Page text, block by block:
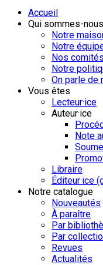
Accueil
Qui sommes-
Notre
Notre
Nos
Notre
On parle de
Vous êtes
Lecteur·ice
Auteur·ice
Note
Libraire
Éditeur·ice
Notre catalogue
Nouveautés
À paraître
Par
Par
Revues
Actualités